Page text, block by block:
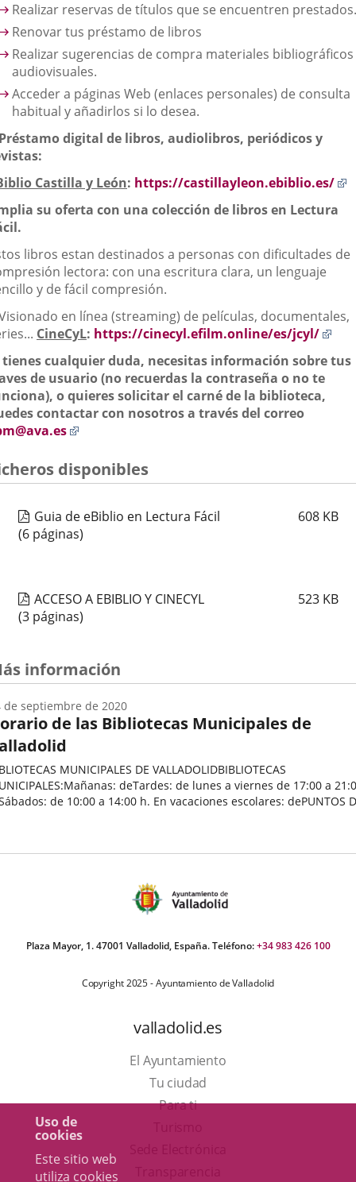
Uso de
cookies
Este sitio web
utiliza cookies
Realizar reservas de títulos que se encuentren prestados.
Renovar tus préstamo de libros
Realizar sugerencias de compra materiales bibliográficos
audiovisuales.
Acceder a páginas Web (enlaces personales) de consulta
habitual y añadirlos si lo desea.
digital de libros, audiolibros, periódicos y
Castilla y León: https://castillayleon.ebiblio.es/
su oferta con una colección de libros en Lectura
libros estan destinados a personas con dificultades de
lectora: con una escritura clara, un lenguaje
y de fácil compresión.
en línea (streaming) de películas, documentales,
CineCyL: https://cinecyl.efilm.online/es/jcyl/
una
tienes cualquier duda, necesitas información sobre tus
de usuario (no recuerdas la contraseña o no te
o quieres solicitar el carné de la biblioteca,
contactar con nosotros a través del correo
una
aplicación
disponibles
Guia de eBiblio en Lectura Fácil 608 KB
(6 páginas)
ACCESO A EBIBLIO Y CINECYL 523 KB
(3 páginas)
información
de las Bibliotecas Municipales de
MUNICIPALES DE VALLADOLIDBIBLIOTECAS
deTardes: de lunes a viernes de 17:00 a
de 10:00 a 14:00 h. En vacaciones escolares: dePUNTOS DE
de septiembre de 2020
Plaza Mayor, 1. 47001 Valladolid, España. Teléfono:+34 983 426 100
Copyright 2025 - Ayuntamiento de Valladolid
valladolid.es
El Ayuntamiento
Tu ciudad
Para ti